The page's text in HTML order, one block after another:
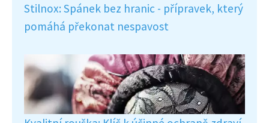
Stilnox: Spánek bez hranic - přípravek, který
pomáhá překonat nespavost